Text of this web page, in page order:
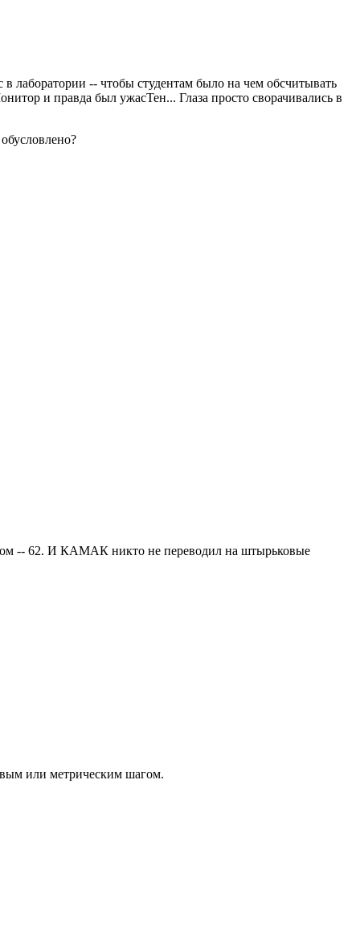
-- чтобы студентам было на чем обсчитывать
и правда был ужасТен... Глаза просто сворачивались в
-- 62. И КАМАК никто не переводил на штырьковые
или метрическим шагом.